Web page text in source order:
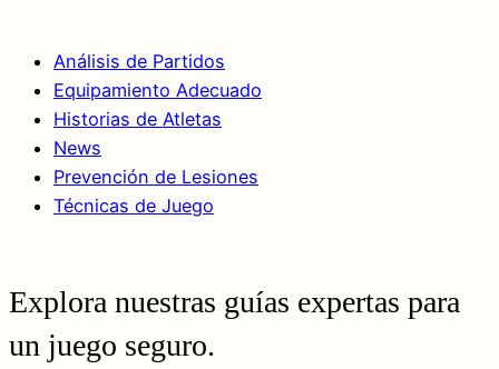
Análisis de Partidos
Equipamiento Adecuado
Historias de Atletas
News
Prevención de Lesiones
Técnicas de Juego
Explora nuestras guías expertas para
un juego seguro.